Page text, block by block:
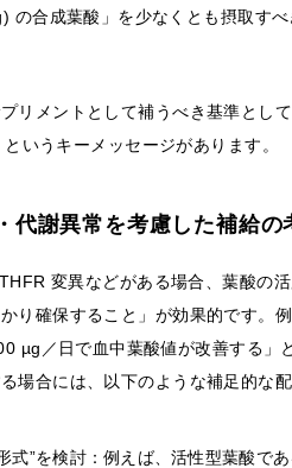
の合成葉酸」を少なくとも摂取すべ
リメントとして補うべき基準とし
いうキーメッセージがあります。
代謝異常を考慮した補給の
変異などがある場合、葉酸の
かり確保すること」が効果的です
µg／日で血中葉酸値が改善する」
場合には、以下のような補足的な配
式”を検討：例えば、活性型葉酸で